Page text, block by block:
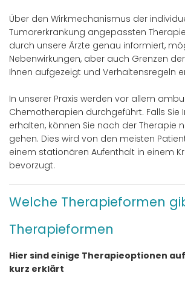
Über den Wirkmechanismus der
Tumorerkrankung angepassten
durch unsere Ärzte genau informiert,
Nebenwirkungen, aber auch Grenzen
Ihnen aufgezeigt und Verhaltensregeln
In unserer Praxis werden vor allem
Chemotherapien durchgeführt. Falls Sie
erhalten, können Sie nach der Therapie
gehen. Dies wird von den meisten
einem stationären Aufenthalt in einem
bevorzugt.
Welche Therapieformen
Therapieformen
Hier sind einige Therapieoptionen
kurz erklärt